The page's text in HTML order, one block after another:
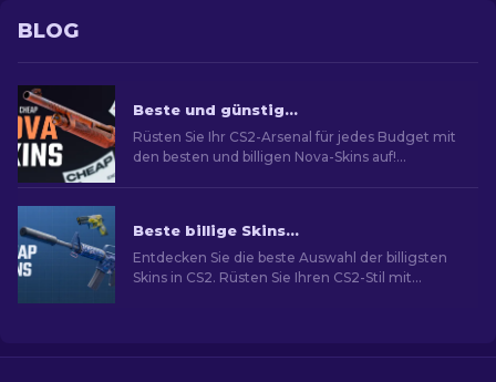
BLOG
Beste und günstige Nova Skins in CS2 für jedes Budget [2026]
Rüsten Sie Ihr CS2-Arsenal für jedes Budget mit
den besten und billigen Nova-Skins auf!
Beste billige Skins in CS2 [2026]
Entdecken Sie die beste Auswahl der billigsten
Skins in CS2. Rüsten Sie Ihren CS2-Stil mit